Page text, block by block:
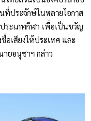
ที่ประจักษ์ในหลายโอกาส
ระเภทกีฬา เพื่อเป็นขวัญ
อเสียงให้ประเทศ และ
ยอนุชาฯ กล่าว